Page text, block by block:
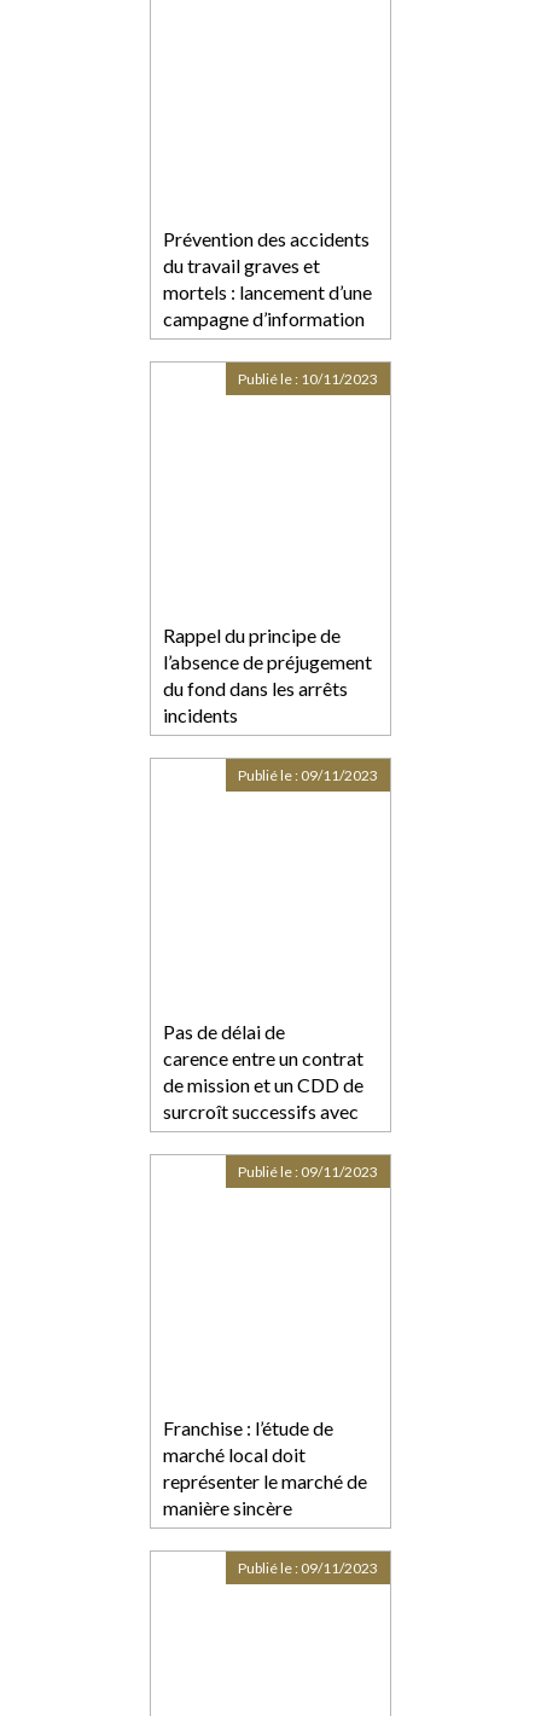
Prévention des accidents
du travail graves et
mortels : lancement d’une
campagne d’information
Rappel du principe de
l’absence de préjugement
du fond dans les arrêts
incidents
Publié le : 10/11/2023
Pas de délai de
carence entre un contrat
de mission et un CDD de
surcroît successifs avec
un même salarié
Publié le : 09/11/2023
Franchise : l’étude de
marché local doit
représenter le marché de
manière sincère
Publié le : 09/11/2023
Publié le : 09/11/2023